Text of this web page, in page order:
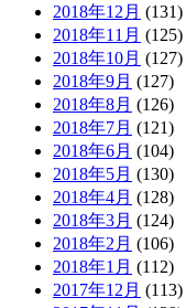
2018年12月 (131)
2018年11月 (125)
2018年10月 (127)
2018年9月 (127)
2018年8月 (126)
2018年7月 (121)
2018年6月 (104)
2018年5月 (130)
2018年4月 (128)
2018年3月 (124)
2018年2月 (106)
2018年1月 (112)
2017年12月 (113)